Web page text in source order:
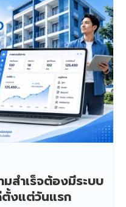
สำเร็จต้องมีระบบ
ตั้งแต่วันแรก